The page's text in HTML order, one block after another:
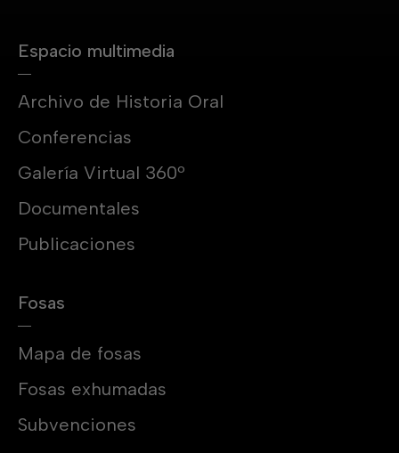
Espacio multimedia
Archivo de Historia Oral
Conferencias
Galería Virtual 360º
Documentales
Publicaciones
Fosas
Mapa de fosas
Fosas exhumadas
Subvenciones